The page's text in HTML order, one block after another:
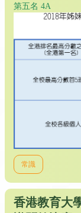
第五名 4A
常識
香港教育大